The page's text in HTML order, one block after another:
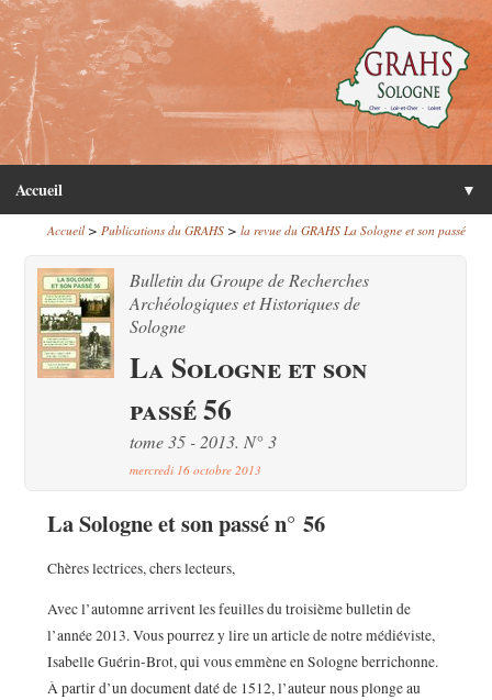
Accueil ▼
Accueil> Publications du GRAHS> la revue du GRAHS La Sologne et son passé
Bulletin du Groupe de Recherches
Archéologiques et Historiques de
Sologne
La Sologne et son
passé 56
tome 35 - 2013. N° 3
mercredi 16 octobre 2013
La Sologne et son passé n° 56
Chères lectrices, chers lecteurs,
Avec l’automne arrivent les feuilles du troisième bulletin de
l’année 2013. Vous pourrez y lire un article de notre médiéviste,
Isabelle Guérin-Brot, qui vous emmène en Sologne berrichonne.
À partir d’un document daté de 1512, l’auteur nous plonge au